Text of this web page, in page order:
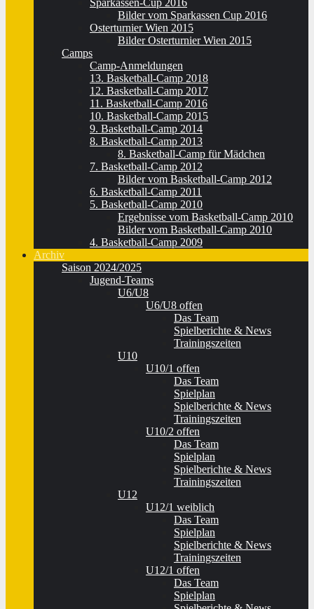
Sparkassen-Cup 2016
Bilder vom Sparkassen Cup 2016
Osterturnier Wien 2015
Bilder Osterturnier Wien 2015
Camps
Camp-Anmeldungen
13. Basketball-Camp 2018
12. Basketball-Camp 2017
11. Basketball-Camp 2016
10. Basketball-Camp 2015
9. Basketball-Camp 2014
8. Basketball-Camp 2013
8. Basketball-Camp für Mädchen
7. Basketball-Camp 2012
Bilder vom Basketball-Camp 2012
6. Basketball-Camp 2011
5. Basketball-Camp 2010
Ergebnisse vom Basketball-Camp 2010
Bilder vom Basketball-Camp 2010
4. Basketball-Camp 2009
Archiv
Saison 2024/2025
Jugend-Teams
U6/U8
U6/U8 offen
Das Team
Spielberichte & News
Trainingszeiten
U10
U10/1 offen
Das Team
Spielplan
Spielberichte & News
Trainingszeiten
U10/2 offen
Das Team
Spielplan
Spielberichte & News
Trainingszeiten
U12
U12/1 weiblich
Das Team
Spielplan
Spielberichte & News
Trainingszeiten
U12/1 offen
Das Team
Spielplan